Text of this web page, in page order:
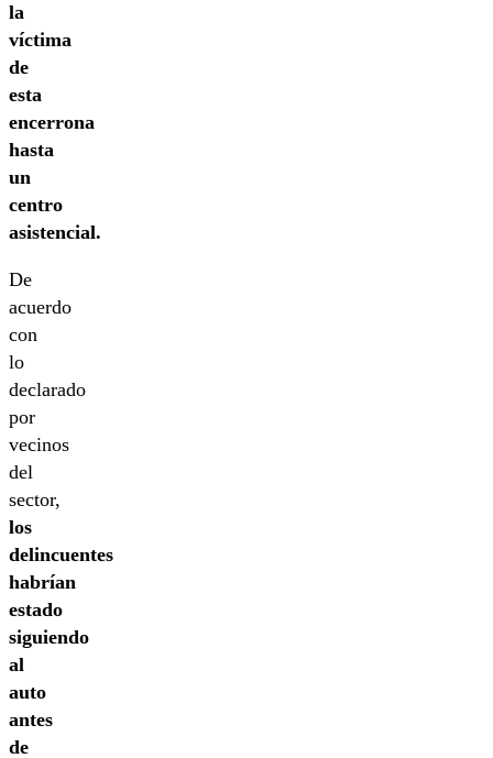
la
víctima
de
esta
encerrona
hasta
un
centro
asistencial.
De
acuerdo
con
lo
declarado
por
vecinos
del
sector,
los
delincuentes
habrían
estado
siguiendo
al
auto
antes
de